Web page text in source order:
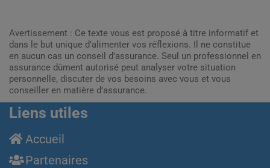
Avertissement : Ce texte vous est proposé à titre informatif et
dans le but unique d’alimenter vos réflexions. Il ne constitue
en aucun cas un conseil d'assurance. Seul un professionnel en
assurance dûment autorisé peut analyser votre situation
personnelle, discuter de vos besoins avec vous et vous
conseiller en matière d’assurance.
Liens utiles
Accueil
Partenaires